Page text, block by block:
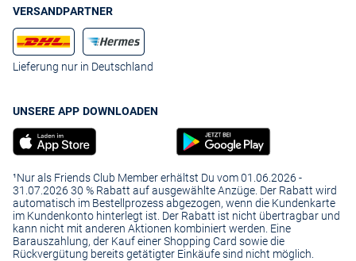
VERSANDPARTNER
Lieferung nur in Deutschland
UNSERE APP DOWNLOADEN
¹Nur als Friends Club Member erhältst Du vom 01.06.2026 -
31.07.2026 30 % Rabatt auf ausgewählte Anzüge. Der Rabatt wird
automatisch im Bestellprozess abgezogen, wenn die Kundenkarte
im Kundenkonto hinterlegt ist. Der Rabatt ist nicht übertragbar und
kann nicht mit anderen Aktionen kombiniert werden. Eine
Barauszahlung, der Kauf einer Shopping Card sowie die
Rückvergütung bereits getätigter Einkäufe sind nicht möglich.